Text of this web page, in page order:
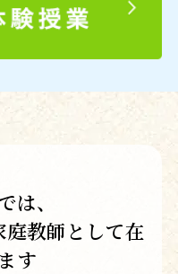
は、
教師として在
す